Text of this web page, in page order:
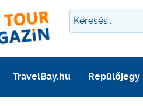
TravelBay.hu Repülőjegy